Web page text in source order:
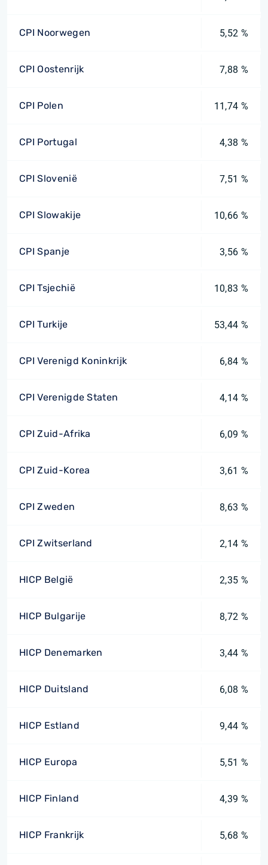
CPI Noorwegen 5,52 %
CPI Oostenrijk 7,88 %
CPI Polen 11,74 %
CPI Portugal 4,38 %
CPI Slovenië 7,51 %
CPI Slowakije 10,66 %
CPI Spanje 3,56 %
CPI Tsjechië 10,83 %
CPI Turkije 53,44 %
CPI Verenigd Koninkrijk 6,84 %
CPI Verenigde Staten 4,14 %
CPI Zuid-Afrika 6,09 %
CPI Zuid-Korea 3,61 %
CPI Zweden 8,63 %
CPI Zwitserland 2,14 %
HICP België 2,35 %
HICP Bulgarije 8,72 %
HICP Denemarken 3,44 %
HICP Duitsland 6,08 %
HICP Estland 9,44 %
HICP Europa 5,51 %
HICP Finland 4,39 %
HICP Frankrijk 5,68 %